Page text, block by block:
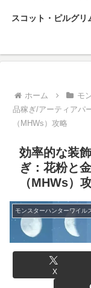
スコット・ピルグリ
ホーム モ
品稼ぎ/アーティアパ
（MHWs）攻略
効率的な装
ぎ：花粉と
（MHWs）
モンスターハンターワイル
X